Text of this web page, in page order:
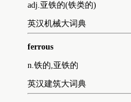
adj.亚铁的(铁类的)
英汉机械大词典
ferrous
n.铁的,亚铁的
英汉建筑大词典